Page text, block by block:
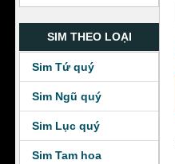
SIM THEO LOẠI
Sim Tứ quý
Sim Ngũ quý
Sim Lục quý
Sim Tam hoa